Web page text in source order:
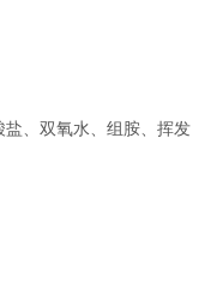
、双氧水、组胺、挥发